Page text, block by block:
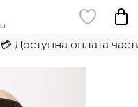
Доступна оплата